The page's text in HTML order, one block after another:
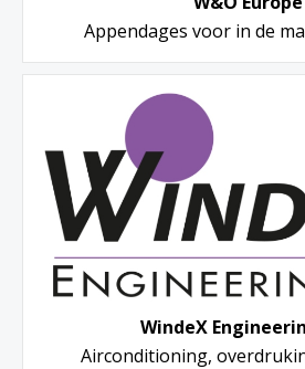
Appendages voor in de
WindeX
Airconditioning,